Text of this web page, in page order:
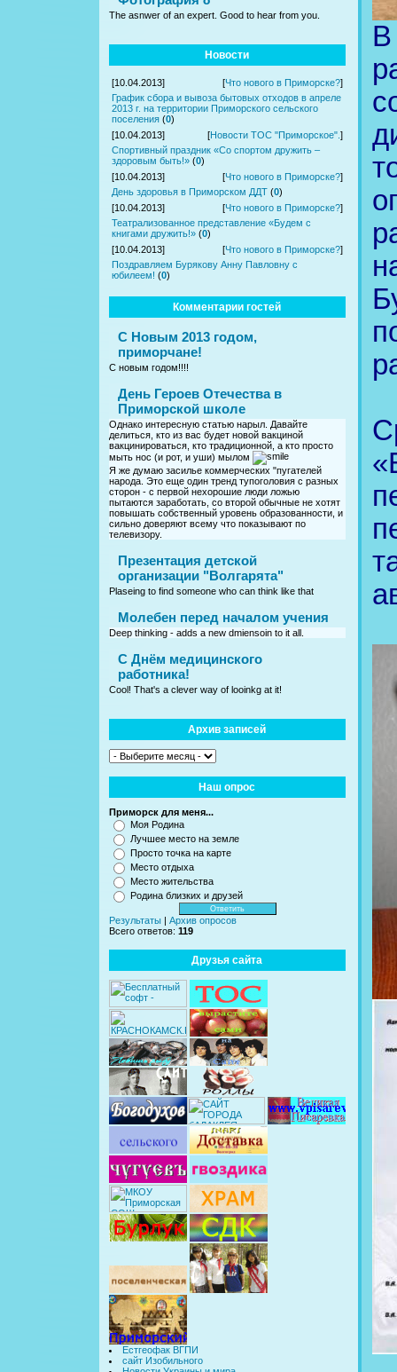
The asnwer of an expert. Good to hear from you.
Новости
[10.04.2013] [Что нового в Приморске?]
График сбора и вывоза бытовых отходов в апреле
2013 г. на территории Приморского сельского
поселения (0)
[10.04.2013]
[Новости ТОС "Приморское". ]
Спортивный праздник «Со спортом дружить –
здоровым быть!» (0)
[10.04.2013]
[Что нового в Приморске?]
День здоровья в Приморском ДДТ (0)
[10.04.2013]
[Что нового в Приморске?]
Театрализованное представление «Будем с
книгами дружить!» (0)
[10.04.2013]
[Что нового в Приморске?]
Поздравляем Бурякову Анну Павловну с
юбилеем! (0)
Комментарии гостей
С Новым 2013 годом,
приморчане!
С новым годом!!!!
День Героев Отечества в
Приморской школе
Однако интересную статью нарыл. Давайте
делиться, кто из вас будет новой вакциной
вакцинироваться, кто традиционной, а кто просто
мыть нос (и рот, и уши) мылом
Я же думаю засилье коммерческих "пугателей
народа. Это еще один тренд тупоголовия с разных
сторон - с первой нехорошие люди ложью
пытаются заработать, со второй обычные не хотят
повышать собственный уровень образованности, и
сильно доверяют всему что показывают по
телевизору.
Презентация детской
организации "Волгарята"
Plaseing to find someone who can think like that
Молебен перед началом учения
Deep thinking - adds a new dmiensoin to it all.
C Днём медицинского
работника!
Cool! That's a clever way of looinkg at it!
Архив записей
Наш опрос
Приморск для меня...
Моя Родина
Лучшее место на земле
Просто точка на карте
Место отдыха
Место жительства
Родина близких и друзей
Результаты
Архив опросов
Всего ответов: 119
Друзья сайта
Естгеофак ВГПИ
сайт Изобильного